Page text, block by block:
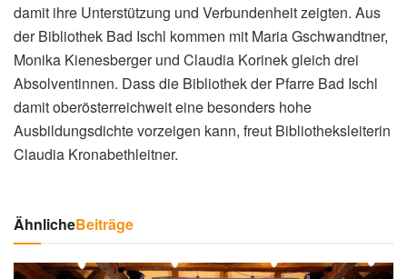
damit ihre Unterstützung und Verbundenheit zeigten. Aus
der Bibliothek Bad Ischl kommen mit Maria Gschwandtner,
Monika Kienesberger und Claudia Korinek gleich drei
Absolventinnen. Dass die Bibliothek der Pfarre Bad Ischl
damit oberösterreichweit eine besonders hohe
Ausbildungsdichte vorzeigen kann, freut Bibliotheksleiterin
Claudia Kronabethleitner.
ÄhnlicheBeiträge